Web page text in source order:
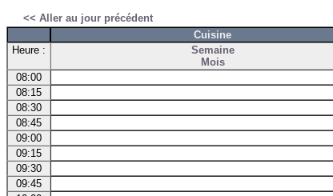
<< Aller au jour précédent
Cuisine
Heure :
Semaine
Mois
08:00
08:15
08:30
08:45
09:00
09:15
09:30
09:45